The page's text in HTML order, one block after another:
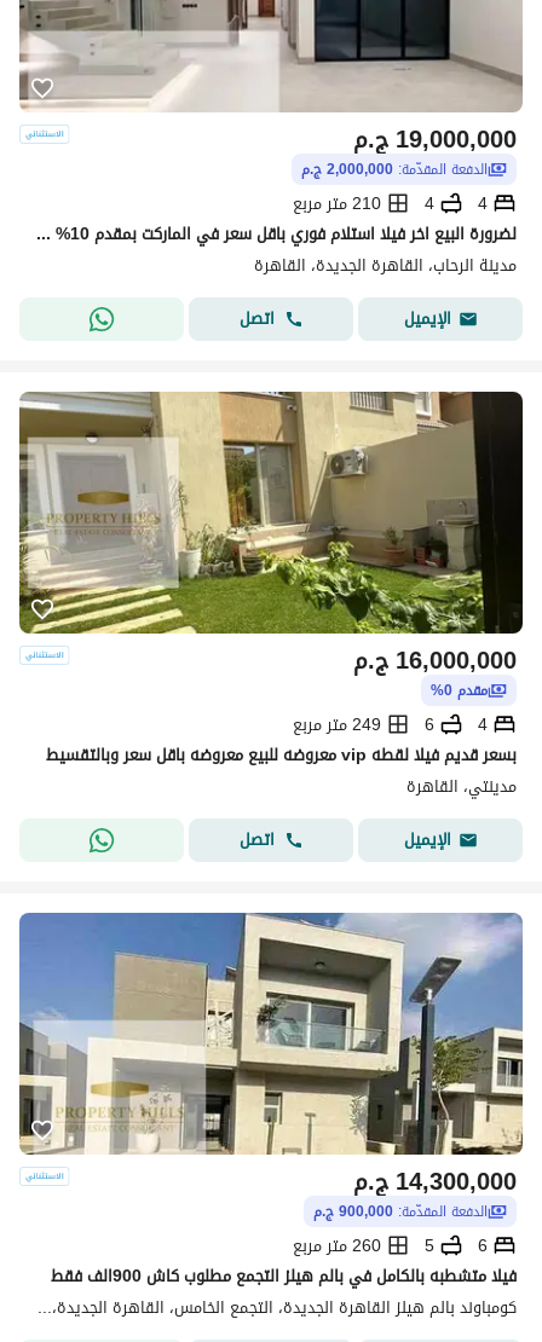
ج.م19,000,000
الدفعة المقدّمة: 2,000,000 ج.م
4
4
210 متر مربع
لضرورة البيع اخر فيلا استلام فوري باقل سعر في الماركت بمقدم 10% جنب فندق توليب مدينة الرحاب
مدينة الرحاب، القاهرة الجديدة، القاهرة
الإيميل
اتصل
ج.م16,000,000
مقدم 0%
4
6
249 متر مربع
بسعر قديم فيلا لقطه vip معروضه للبيع معروضه باقل سعر وبالتقسيط
مدينتي، القاهرة
الإيميل
اتصل
ج.م14,300,000
الدفعة المقدّمة: 900,000 ج.م
6
5
260 متر مربع
فيلا متشطبه بالكامل في بالم هيلز التجمع مطلوب كاش 900الف فقط
كومباوند بالم هيلز القاهرة الجديدة، التجمع الخامس، القاهرة الجديدة، القاهرة